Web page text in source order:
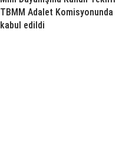
TBMM Adalet Komisyonunda
kabul edildi